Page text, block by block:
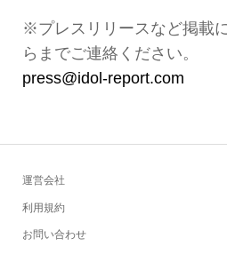
※プレスリリースなど掲載
らまでご連絡ください。
press@idol-report.com
運営会社
利用規約
お問い合わせ